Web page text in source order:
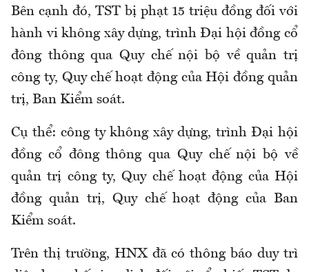
Bên cạnh đó, TST bị phạt 15 triệu đồng đối với
hành vi không xây dựng, trình Đại hội đồng cổ
đông thông qua Quy chế nội bộ về quản trị
công ty, Quy chế hoạt động của Hội đồng quản
trị, Ban Kiểm soát.
Cụ thể: công ty không xây dựng, trình Đại hội
đồng cổ đông thông qua Quy chế nội bộ về
quản trị công ty, Quy chế hoạt động của Hội
đồng quản trị, Quy chế hoạt động của Ban
Kiểm soát.
Trên thị trường, HNX đã có thông báo duy trì